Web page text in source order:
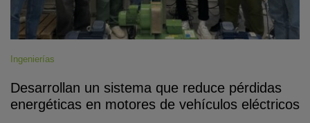
Ingenierías
Desarrollan un sistema que reduce pérdidas
energéticas en motores de vehículos eléctricos